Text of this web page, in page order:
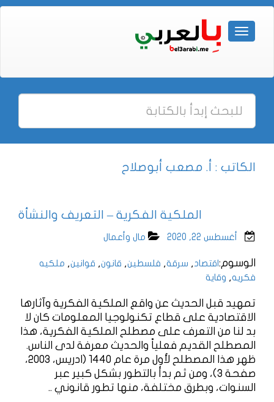
الكاتب : أ. مصعب أبوصلاح
الملكية الفكرية – التعريف والنشأة
أغسطس 22, 2020 مال وأعمال
الوسوم: اقتصاد, سرقة, فلسطين, قانون, قوانين, ملكيه
فكريه, وقاية
تمهيد قبل الحديث عن واقع الملكية الفكرية وآثارها
الاقتصادية على قطاع تكنولوجيا المعلومات كان لا
بد لنا من التعرف على مصطلح الملكية الفكرية، هذا
المصطلح القديم فعلياً والحديث معرفة لدى الناس.
ظهر هذا المصطلح لأول مرة عام 1440 (ادريس، 2003،
صفحة 3)، ومن ثم بدأ بالتطور بشكل كبير عبر
السنوات، وبطرق مختلفة، منها تطور قانوني ..